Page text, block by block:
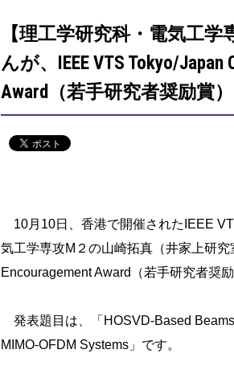
【理工学研究科・電気工
んが、IEEE VTS Tokyo/Japan
Award（若手研究者奨励賞
10月10日、香港で開催されたIEEE
気工学専攻M２の山崎拓真（井家上研
Encouragement Award（若手研究者奨
発表題目は、「HOSVD-Based
MIMO-OFDM Systems」です。